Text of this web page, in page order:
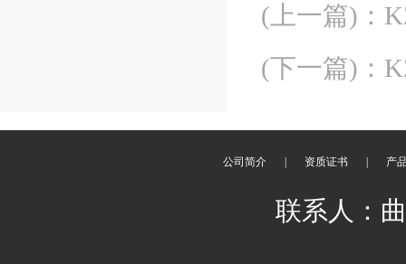
(上一篇) ：
(下一篇) ：
公司简介 资质证书 产
联系人：